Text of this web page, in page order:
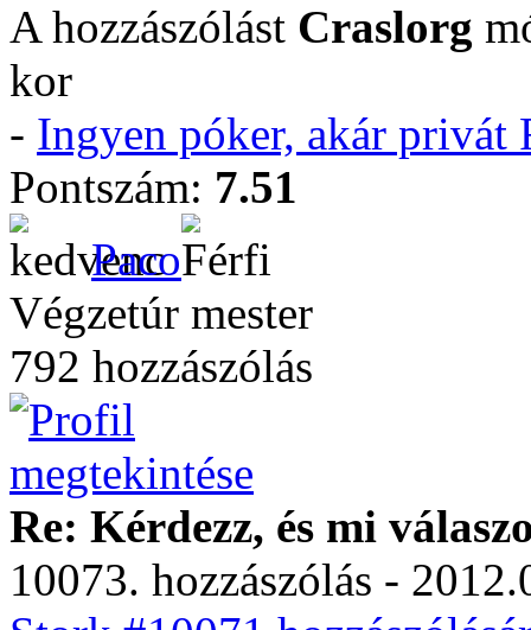
A hozzászólást Craslorg
kor
- Ingyen póker, akár privát
Pontszám: 7.51
Paco
Végzetúr mester
792 hozzászólás
Re: Kérdezz, és mi
10073. hozzászólás -